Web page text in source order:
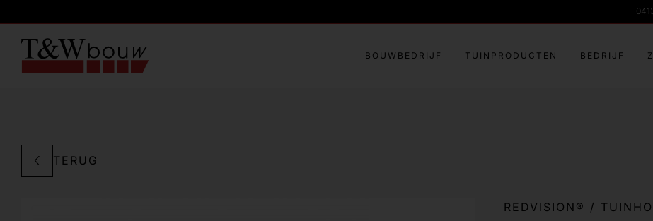
BOUWBEDRIJF TUINPRODUCTEN BEDRIJF
TERUG
REDVISION® /